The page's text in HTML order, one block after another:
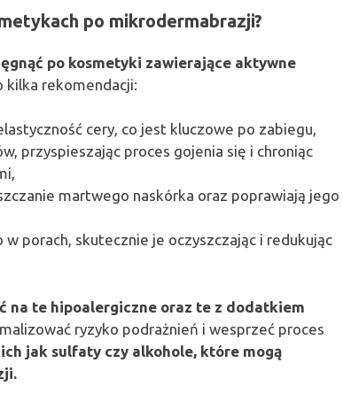
po mikrodermabrazji?
po kosmetyki zawierające aktywne
kilka rekomendacji:
cery, co jest kluczowe po zabiegu,
przyspieszając proces gojenia się i chroniąc
martwego naskórka oraz poprawiają jego
w porach, skutecznie je oczyszczając i redukując
na te hipoalergiczne oraz te z dodatkiem
ryzyko podrażnień i wesprzeć proces
jak sulfaty czy alkohole, które mogą